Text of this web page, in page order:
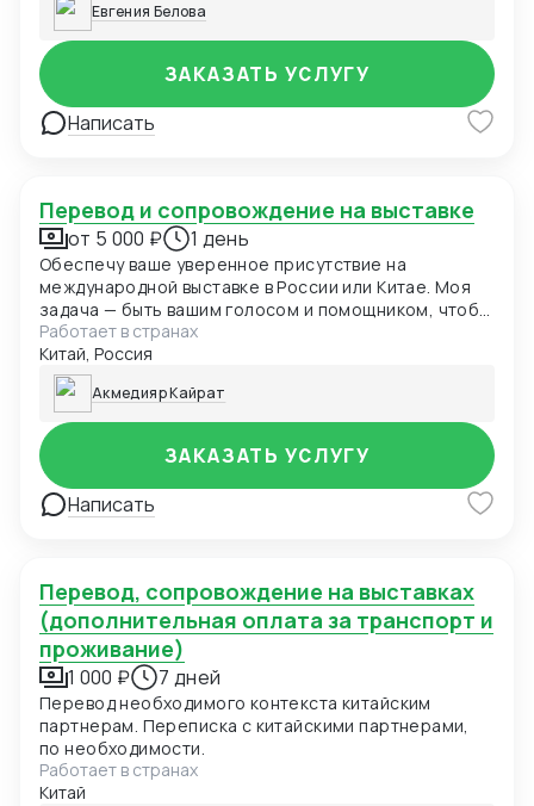
Евгения Белова
Написать
ЗАКАЗАТЬ УСЛУГУ
Перевод и сопровождение на выставке
от 5 000 ₽ 1 день
Обеспечу ваше уверенное присутствие на
международной выставке в России или Китае. Моя
задача — быть вашим голосом и помощником, чтобы
вы могли полностью сосредоточиться на бизнес-
целях.
Работает в странах
Китай, Россия
Акмедияр Кайрат
Написать
ЗАКАЗАТЬ УСЛУГУ
Перевод, сопровождение на выставках
(дополнительная оплата за транспорт и
проживание)
1 000 ₽ 7 дней
Перевод необходимого контекста китайским
партнерам. Переписка с китайскими партнерами,
по необходимости.
Работает в странах
Китай